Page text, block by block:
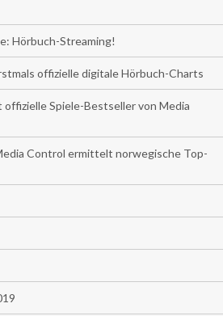
Hörbuch-Streaming!
offizielle digitale Hörbuch-Charts
Spiele-Bestseller von Media
Control ermittelt norwegische Top-